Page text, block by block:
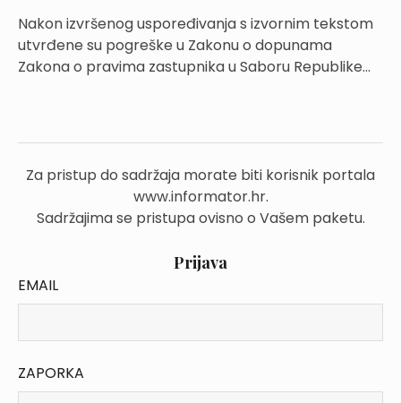
Nakon izvršenog uspoređivanja s izvornim tekstom
utvrđene su pogreške u Zakonu o dopunama
Zakona o pravima zastupnika u Saboru Republike...
Za pristup do sadržaja morate biti korisnik portala
www.informator.hr.
Sadržajima se pristupa ovisno o Vašem paketu.
Prijava
EMAIL
ZAPORKA